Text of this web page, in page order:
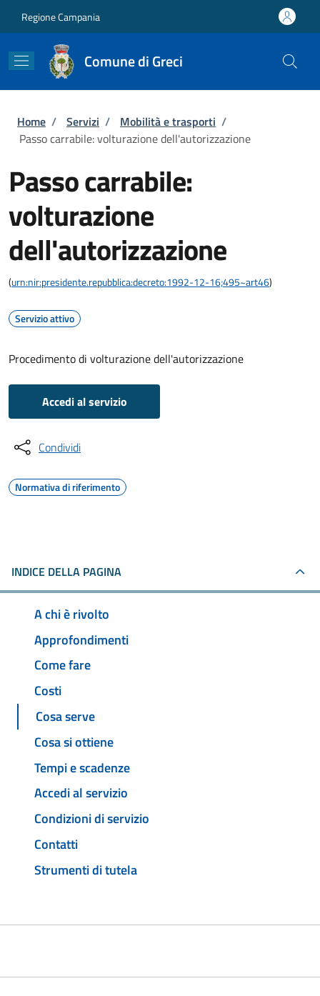
Regione Campania
Comune di Greci
Briciole di pane
Home / Servizi / Mobilità e trasporti /
Passo carrabile: volturazione dell'autorizzazione
Passo carrabile:
volturazione
dell'autorizzazione
(urn:nir:presidente.repubblica:decreto:1992-12-16;495~art46)
Servizio attivo
Procedimento di volturazione dell'autorizzazione
Accedi al servizio
Condividi
Normativa di riferimento
INDICE DELLA PAGINA
A chi è rivolto
Approfondimenti
Come fare
Costi
Cosa serve
Cosa si ottiene
Tempi e scadenze
Accedi al servizio
Condizioni di servizio
Contatti
Strumenti di tutela